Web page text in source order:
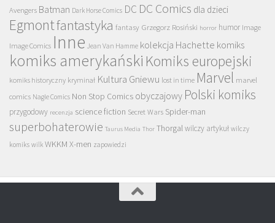
Avengers Batman Dark Horse Comics DC DC Comics dla dzieci
Egmontfantastyka fantasy Grzegorz Rosiński horror humor Image
Image Comics Inne Jean Van Hamme kolekcja Hachette komiks
komiks amerykański Komiks europejski
komiks historyczny kryminał Kultura Gniewu lost in time Marvel marvel
comics Nagle Comics Non Stop Comics obyczajowy Polski komiks
przygodowy recenzja science fiction Secret Wars Spider-man
superbohaterowie Taurus Media Thor Thorgalwilczy artykuł wilczy
komiks wilk WKKM X-men zapowiedzi